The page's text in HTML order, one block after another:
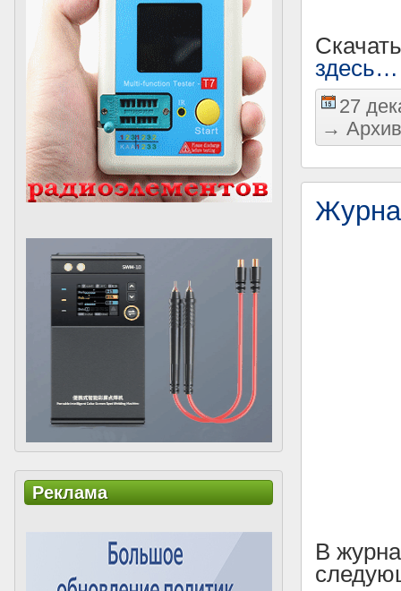
здесь…
27
→
В
Реклама